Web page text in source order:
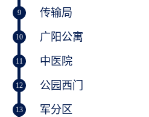
9 传输局
10 广阳公寓
11 中医院
12 公园西门
13 军分区